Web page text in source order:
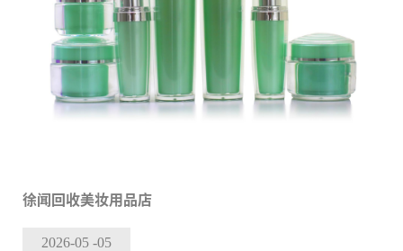
徐闻回收美妆用品店
2026-05 -05